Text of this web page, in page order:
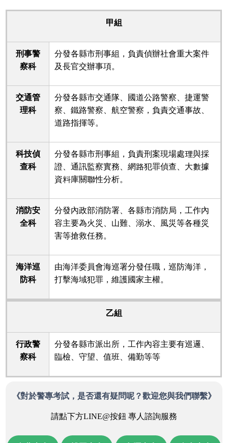
甲組
刑事警
察科
分發各縣市刑事組，負責偵辦社會重大案件
及長官交辦事項。
交通管
理科
分發各縣市交通隊、國道公路警察、捷運警
察、鐵路警察、航空警察，負責交通事故、
道路指揮等。
科技偵
查科
分發各縣市刑事組，負責刑案現場處理與採
證、通訊監察實務、網路犯罪偵查、大數據
資料庫關聯性分析。
消防安
全科
分發內政部消防署、各縣市消防局，工作內
容主要為火災、山難、溺水、風災等各種災
害等搶救任務。
海洋巡
防科
由海洋委員會海巡署分發任職，巡防海洋，
打擊海域犯罪，維護國家主權。
乙組
行政警
察科
分發各縣市派出所，工作內容主要有巡邏、
臨檢、守望、值班、備勤等等
《對於警專考試，是否還有疑問呢？歡迎您與我們聯繫》
請點下方LINE@按鈕 專人諮詢服務